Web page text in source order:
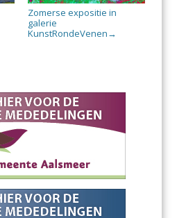
Zomerse expositie in
galerie
KunstRondeVenen →